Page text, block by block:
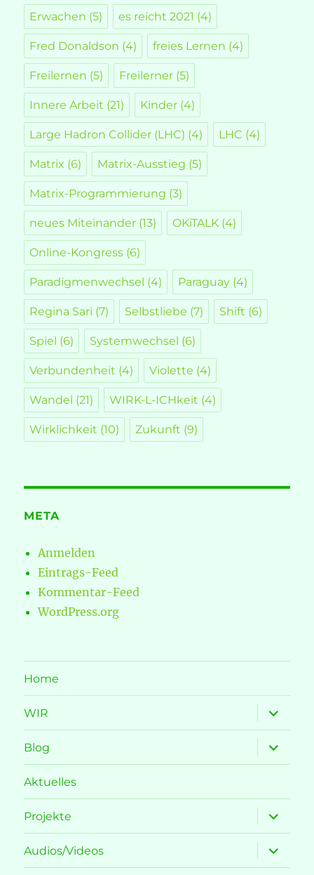
Erwachen (5) es reicht 2021 (4)
Fred Donaldson (4) freies Lernen (4)
Freilernen (5) Freilerner (5)
Innere Arbeit (21) Kinder (4)
Large Hadron Collider (LHC) (4) LHC (4)
Matrix (6) Matrix-Ausstieg (5)
Matrix-Programmierung (3)
neues Miteinander (13) OKiTALK (4)
Online-Kongress (6)
Paradigmenwechsel (4) Paraguay (4)
Regina Sari (7) Selbstliebe (7) Shift (6)
Spiel (6) Systemwechsel (6)
Verbundenheit (4) Violette (4)
Wandel (21) WIRK-L-ICHkeit (4)
Wirklichkeit (10) Zukunft (9)
META
Anmelden
Eintrags-Feed
Kommentar-Feed
WordPress.org
Home
WIR
öffnen
Blog
öffnen
Aktuelles
Projekte
öffnen
Audios/Videos
öffnen